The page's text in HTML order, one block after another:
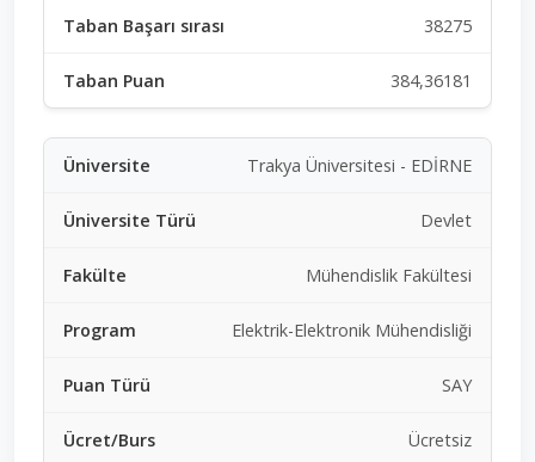
38275
384,36181
Trakya Üniversitesi - EDİRNE
Devlet
Mühendislik Fakültesi
Elektrik-Elektronik Mühendisliği
SAY
Ücretsiz